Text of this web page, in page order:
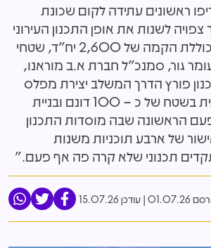
ראשונים עתידה לקום שכונת
לשנות את אופן התכנון העירוני
בישראל, התוכנית כוללת הקמה של 2,600 יח”ד, שטחי
גור, סמנכ"ל חברת א.ב מוראנו,
פורץ הדרך המשלב יצירת מפלס
של קרקע מלאכותית בשטח של כ – 100 דונם ובניית
הראשונה שבה מוסדות התכנון
של ארבע תוכניות משנות
תכנוני שלא קרה פה אף פעם.”
01.07.26
| עודכן 15.07.26